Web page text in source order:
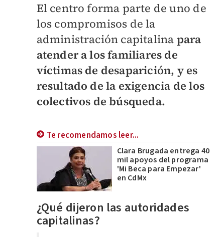
El centro forma parte de uno de
los compromisos de la
administración capitalina para
atender a los familiares de
víctimas de desaparición, y es
resultado de la exigencia de los
colectivos de búsqueda.
Te recomendamos leer...
Clara Brugada entrega 40
mil apoyos del programa
'Mi Beca para Empezar'
en CdMx
¿Qué dijeron las autoridades
capitalinas?